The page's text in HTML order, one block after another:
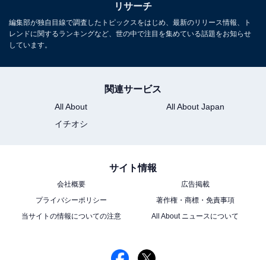
リサーチ
編集部が独自目線で調査したトピックスをはじめ、最新のリリース情報、ト
レンドに関するランキングなど、世の中で注目を集めている話題をお知らせ
しています。
関連サービス
All About
All About Japan
イチオシ
サイト情報
会社概要
広告掲載
プライバシーポリシー
著作権・商標・免責事項
当サイトの情報についての注意
All About ニュースについて